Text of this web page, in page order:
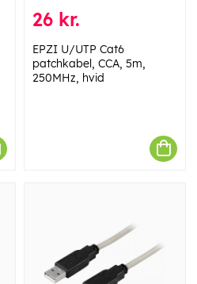
26 kr.
EPZI U/UTP Cat6
patchkabel, CCA, 5m,
250MHz, hvid